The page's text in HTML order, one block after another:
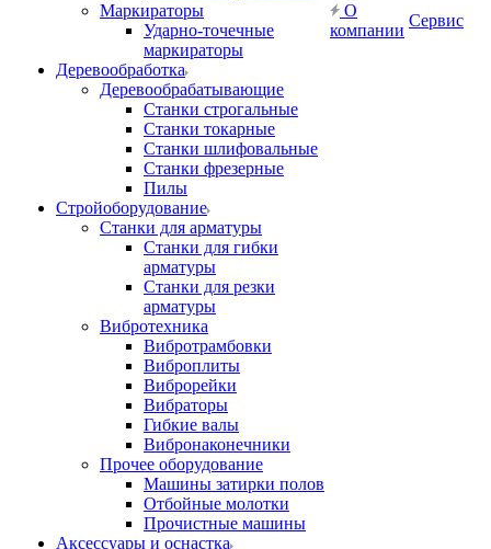
Маркираторы
Ударно-точечные
маркираторы
Деревообработка
Деревообрабатывающие
Станки строгальные
Станки токарные
Станки шлифовальные
Станки фрезерные
Пилы
Стройоборудование
Станки для арматуры
Станки для гибки
арматуры
Станки для резки
арматуры
Вибротехника
Вибротрамбовки
Виброплиты
Виброрейки
Вибраторы
Гибкие валы
Вибронаконечники
Прочее оборудование
Машины затирки полов
Отбойные молотки
Прочистные машины
Аксeccyapы и оснастка
О
компании
Сервис